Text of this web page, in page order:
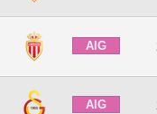
AIG
AIG